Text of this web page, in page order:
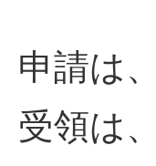
申請は
受領は